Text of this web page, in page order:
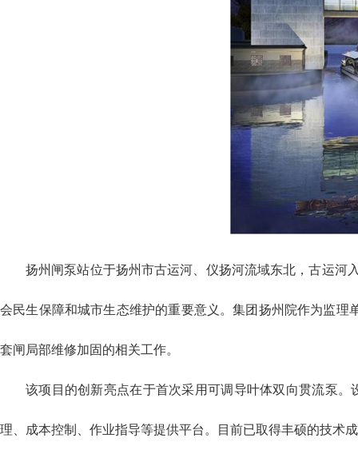
扬州闸泵站位于扬州市古运河、仪扬河流域东北，古运河
会民生保障和城市生态维护的重要意义。集团扬州院作为监
套闸局部维修加固的相关工作。
该项目的创新亮点在于首次采用可调导叶体双向贯流泵
理、成本控制、作业指导等提供平台。目前已取得丰硕的技术